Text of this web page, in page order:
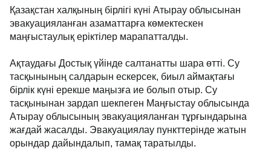
Қазақстан халқының бірлігі күні Атырау облысынан
эвакуацияланған азаматтарға көмектескен
маңғыстаулық еріктілер марапатталды.
Ақтаудағы Достық үйінде салтанатты шара өтті. Су
тасқынының салдарын ескерсек, биыл аймақтағы
бірлік күні ерекше маңызға ие болып отыр. Су
тасқынынан зардап шекпеген Маңғыстау облысында
Атырау облысының эвакуацияланған тұрғындарына
жағдай жасалды. Эвакуациялау пункттерінде жатын
орындар дайындалып, тамақ таратылды.